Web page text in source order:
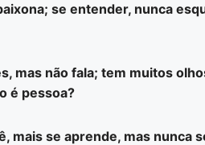
se entender, nunca
mas não fala; tem muitos
é pessoa?
mais se aprende, mas nunca